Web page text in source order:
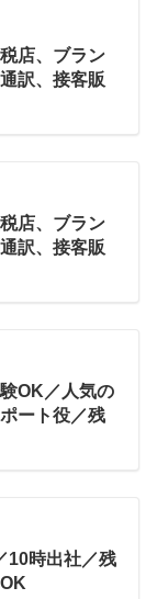
店、ブラン
訳、接客販
店、ブラン
訳、接客販
OK／人気の
ート役／残
10時出社／残